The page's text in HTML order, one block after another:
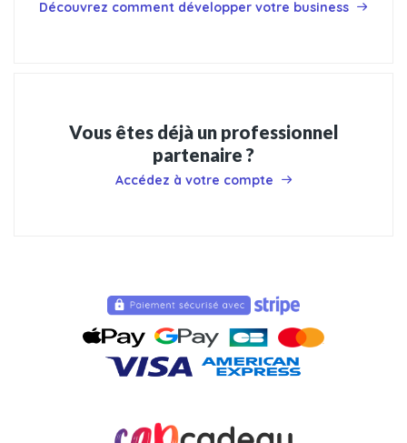
Découvrez comment développer votre business
Vous êtes déjà un professionnel
partenaire ?
Accédez à votre compte